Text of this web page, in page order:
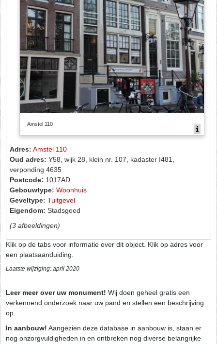
Amstel 110
Adres: Amstel 110
Oud adres: Y58, wijk 28, klein nr. 107, kadaster I481,
verponding 4635
Postcode: 1017AD
Gebouwtype: Woonhuis
Geveltype: Tuitgevel
Eigendom: Stadsgoed
(3 afbeeldingen)
Klik op de tabs voor informatie over dit object. Klik op adres voor
een plaatsaanduiding.
Laatste wijziging: april 2020
Leer meer over uw monument! Wij doen geheel gratis een
verkennend onderzoek naar uw pand en stellen een beschrijving
op.
In aanbouw! Aangezien deze database in aanbouw is, staan er
nog onzorgvuldigheden in en ontbreken nog diverse belangrijke